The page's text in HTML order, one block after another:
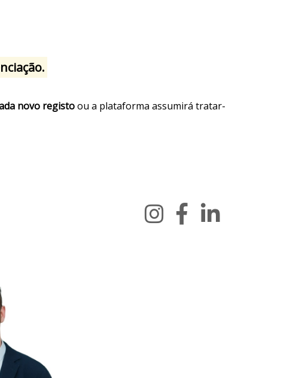
novo registoou a plataforma assumirá tratar-